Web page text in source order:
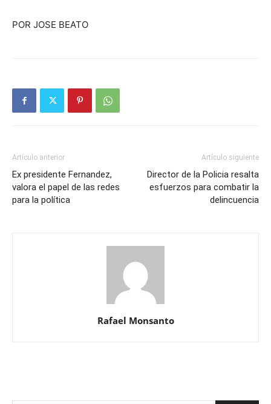
POR JOSE BEATO
Artículo anterior
Ex presidente Fernandez,
valora el papel de las redes
para la política
Artículo siguiente
Director de la Policia resalta
esfuerzos para combatir la
delincuencia
Rafael Monsanto